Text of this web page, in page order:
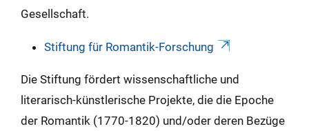
Gesellschaft.
Stiftung für Romantik-Forschung
Die Stiftung fördert wissenschaftliche und
literarisch-künstlerische Projekte, die die Epoche
der Romantik (1770-1820) und/oder deren Bezüge